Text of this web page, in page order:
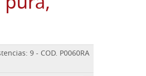
9 - COD. P0060RA